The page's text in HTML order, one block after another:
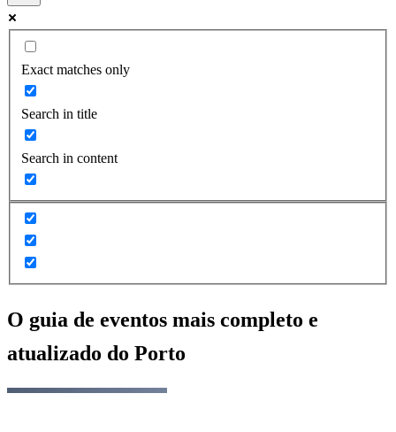
Exact matches only
Search in title
Search in content
O guia de eventos mais completo e
atualizado do Porto